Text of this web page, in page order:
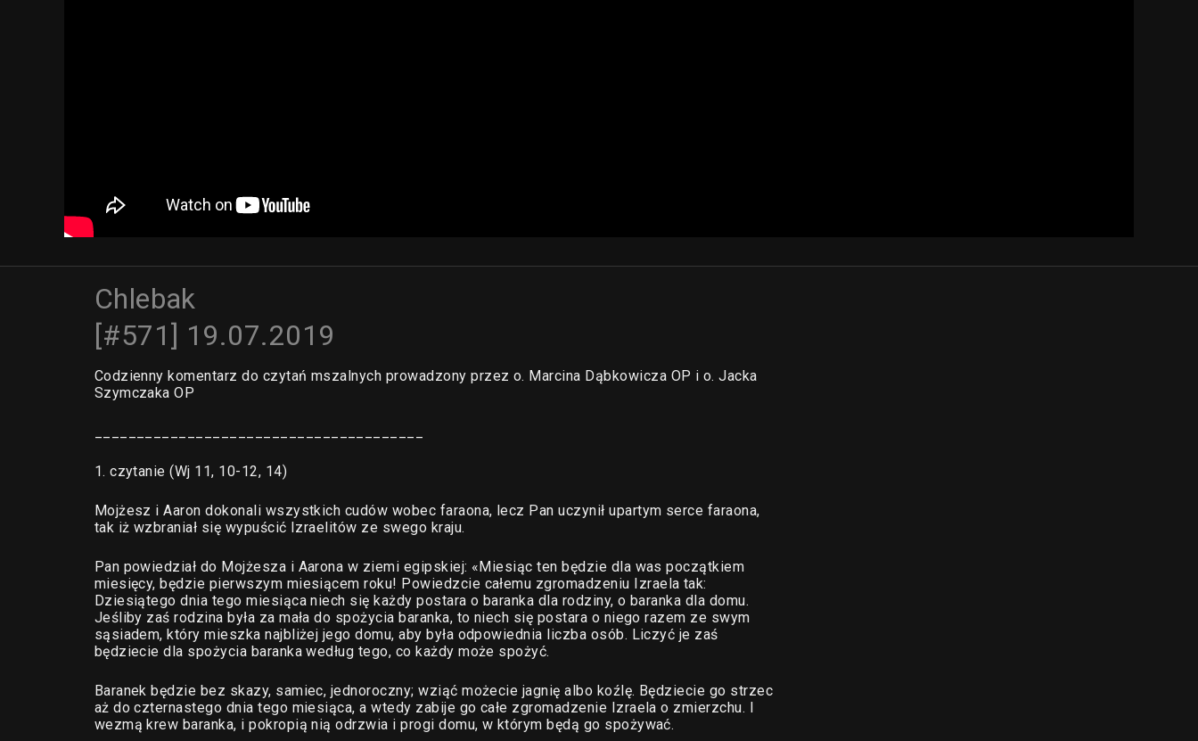
Chlebak
[#571] 19.07.2019
Codzienny komentarz do czytań mszalnych prowadzony przez o. Marcina Dąbkowicza OP i o. Jacka
Szymczaka OP
1. czytanie (Wj 11, 10-12, 14)
Mojżesz i Aaron dokonali wszystkich cudów wobec faraona, lecz Pan uczynił upartym serce faraona,
tak iż wzbraniał się wypuścić Izraelitów ze swego kraju.
Pan powiedział do Mojżesza i Aarona w ziemi egipskiej: «Miesiąc ten będzie dla was początkiem
miesięcy, będzie pierwszym miesiącem roku! Powiedzcie całemu zgromadzeniu Izraela tak:
Dziesiątego dnia tego miesiąca niech się każdy postara o baranka dla rodziny, o baranka dla domu.
Jeśliby zaś rodzina była za mała do spożycia baranka, to niech się postara o niego razem ze swym
sąsiadem, który mieszka najbliżej jego domu, aby była odpowiednia liczba osób. Liczyć je zaś
będziecie dla spożycia baranka według tego, co każdy może spożyć.
Baranek będzie bez skazy, samiec, jednoroczny; wziąć możecie jagnię albo koźlę. Będziecie go strzec
aż do czternastego dnia tego miesiąca, a wtedy zabije go całe zgromadzenie Izraela o zmierzchu. I
wezmą krew baranka, i pokropią nią odrzwia i progi domu, w którym będą go spożywać.